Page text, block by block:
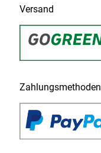
Versand
Zahlungsmethoden